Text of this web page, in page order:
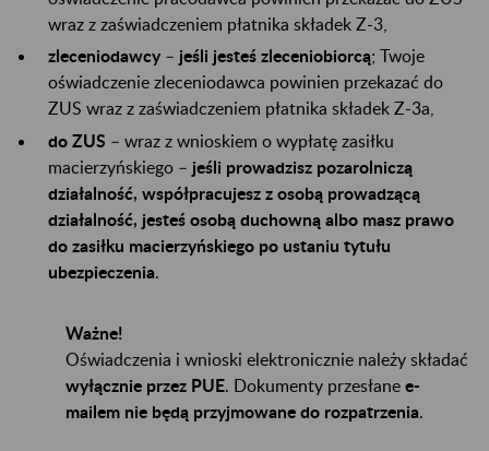
wraz z zaświadczeniem płatnika składek Z-3,
zleceniodawcy – jeśli jesteś zleceniobiorcą; Twoje
oświadczenie zleceniodawca powinien przekazać do
ZUS wraz z zaświadczeniem płatnika składek Z-3a,
do ZUS – wraz z wnioskiem o wypłatę zasiłku
macierzyńskiego – jeśli prowadzisz pozarolniczą
działalność, współpracujesz z osobą prowadzącą
działalność, jesteś osobą duchowną albo masz prawo
do zasiłku macierzyńskiego po ustaniu tytułu
ubezpieczenia.
Ważne!
Oświadczenia i wnioski elektronicznie należy składać
wyłącznie przez PUE. Dokumenty przesłane e-
mailem nie będą przyjmowane do rozpatrzenia.